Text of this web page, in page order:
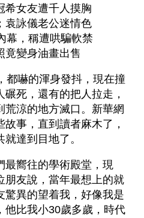
希女友遭千人摸胸
袁詠儀老公迷情色
幕，稱遭哄騙軟禁
竟變身油畫出售
都嚇的渾身發抖，現在撞
死，還有的把人拉走，
荒涼的地方滅口。新華網
事，直到讀者麻木了，
達到目地了。
最嚮往的學術殿堂，現
友說，當年最想上的就
驚異的望着我，好像我是
他比我小30歲多歲，時代